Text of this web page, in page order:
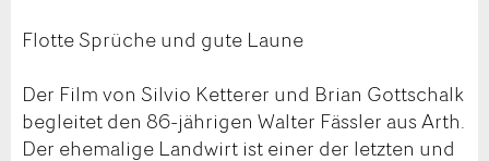
Flotte Sprüche und gute Laune
Der Film von Silvio Ketterer und Brian Gottschalk
begleitet den 86-jährigen Walter Fässler aus Arth.
Der ehemalige Landwirt ist einer der letzten und